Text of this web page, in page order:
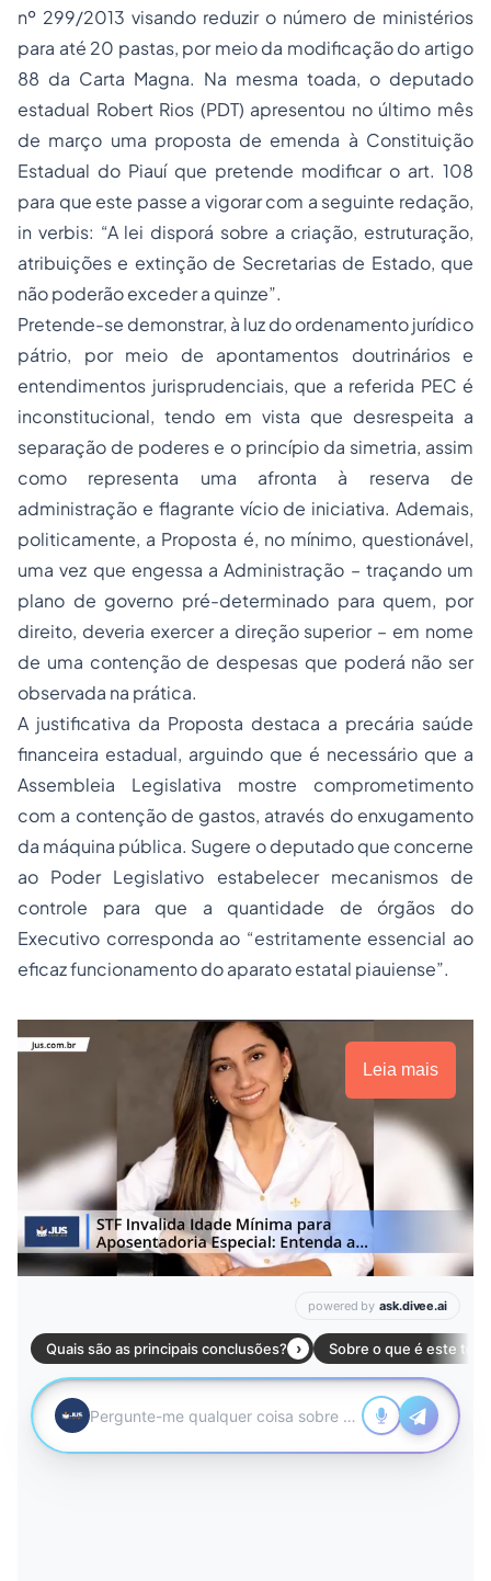
nº 299/2013 visando reduzir o número de ministérios
para até 20 pastas, por meio da modificação do artigo
88 da Carta Magna. Na mesma toada, o deputado
estadual Robert Rios (PDT) apresentou no último mês
de março uma proposta de emenda à Constituição
Estadual do Piauí que pretende modificar o art. 108
para que este passe a vigorar com a seguinte redação,
in verbis: “A lei disporá sobre a criação, estruturação,
atribuições e extinção de Secretarias de Estado, que
não poderão exceder a quinze”.
Pretende-se demonstrar, à luz do ordenamento jurídico
pátrio, por meio de apontamentos doutrinários e
entendimentos jurisprudenciais, que a referida PEC é
inconstitucional, tendo em vista que desrespeita a
separação de poderes e o princípio da simetria, assim
como representa uma afronta à reserva de
administração e flagrante vício de iniciativa. Ademais,
politicamente, a Proposta é, no mínimo, questionável,
uma vez que engessa a Administração – traçando um
plano de governo pré-determinado para quem, por
direito, deveria exercer a direção superior – em nome
de uma contenção de despesas que poderá não ser
observada na prática.
A justificativa da Proposta destaca a precária saúde
financeira estadual, arguindo que é necessário que a
Assembleia Legislativa mostre comprometimento
com a contenção de gastos, através do enxugamento
da máquina pública. Sugere o deputado que concerne
ao Poder Legislativo estabelecer mecanismos de
controle para que a quantidade de órgãos do
Executivo corresponda ao “estritamente essencial ao
eficaz funcionamento do aparato estatal piauiense”.
Leia mais